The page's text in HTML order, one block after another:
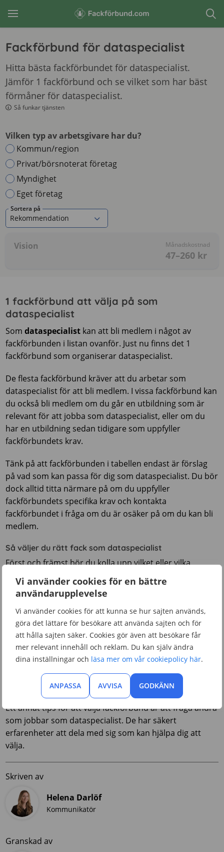
Vi använder cookies för en bättre
användarupplevelse
Vi använder cookies för att kunna se hur sajten används,
göra det lättare för besökare att använda sajten och för
att hålla sajten säker. Cookies gör även att besökare får
mer relevant innehåll och reklam. Du kan själv ändra
dina inställningar och läsa mer om vår cookiepolicy här.
ANPASSA AVVISA GODKÄNN
Fackförbund för dataspecialist
Hitta bästa fackförbundet för dataspecialist.
Jämför 1 fackförbund och se vilket som har bäst
förmåner för dataspecialist.
Så funkar tjänsten
Vilken typ av arbetsgivare har du?
Kommun/region
Privat/börsnoterat företag
Myndighet
Eget företag
Sortera på
Rekommendation
Vision Månadskostnad
47–260 kr
1 fackförbund att välja på som
dataspecialist
Somdataspecialist kan att bli medlem i något av
fackförbunden i listan ovanför. Just nu finns det 1
fackförbund som organiserar dataspecialist.
De flesta fackförbund kräver att du arbetar som
dataspecialist för att bli medlem. I vissa fackförbund kan
du också bli medlem om du går en utbildning som är
relevant för att jobba som dataspecialist, eller om du
har en utbildning sedan tidigare som uppfyller
fackförbundets krav.
Tänk på att fackförbunden i tabellen endast är förslag
på vad som kan passa för dig som dataspecialist. Du bör
dock alltid titta närmare på om du uppfyller
fackförbundets specifika krav och kontakta
fackförbundet i fråga om du är osäker på om du kan bli
medlem.
Så väljer du rätt fack som dataspecialist
Först och främst bör du kolla upp vilket eller vilka
fackförbund som har
kollektivavtal
på din arbetsplats.
Kollektivavtal är en förutsättning för att du som
dataspecialist ska kunna påverka villkoren på din
arbetsplats.
Klicka på fackförbunden i tabellen ovan för att läsa mer
om vad varje fackförbund erbjuder dig som
dataspecialist. Där kan du också se vilka förmåner som
fackförbundet erbjuder och omdömen från andra
medlemmar.
Ett annat tips för att välja fackförbund är att fråga andra
som jobbar som dataspecialist. De har säkert
erfarenheter att dela med sig som kan hjälpa dig att
välja.
Skriven av
Helena Darlöf
Kommunikatör
Granskad av